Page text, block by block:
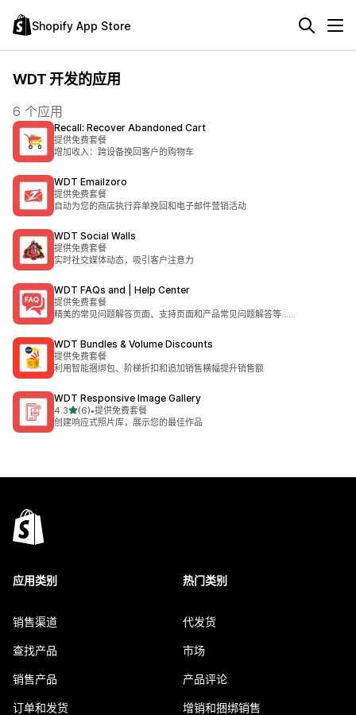
Shopify App Store
WDT 开发的应用
6 个应用
Recall: Recover Abandoned Cart
提供免费套餐
增加收入：跨设备挽回客户的购物车
WDT Emailzoro
提供免费套餐
自动为您的商店执行弃单挽回和电子邮件营销活动
WDT Social Walls
提供免费套餐
实时社交媒体动态，吸引客户注意力
WDT FAQs and | Help Center
提供免费套餐
精美的常见问题解答页面、支持页面和产品常见问题解答等……
WDT Bundles & Volume Discounts
提供免费套餐
利用智能捆绑包、阶梯折扣和追加销售横幅提升销售额
WDT Responsive Image Gallery
4.3星（满分 5 星）
(6)
总共 6 条评论
•提供免费套餐
创建响应式照片库，展示您的最佳作品
应用类别
销售渠道
查找产品
销售产品
订单和发货
热门类别
代发货
市场
产品评论
增销和捆绑销售